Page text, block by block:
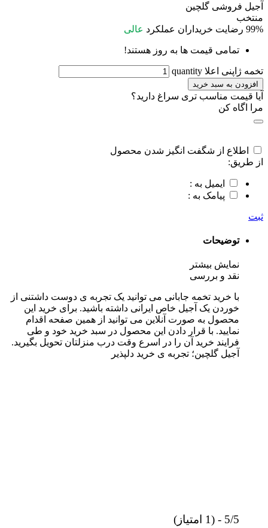
آجیل فروشی گلچین
منتخب
99% رضایت خریداران عملکرد عالی
تمامی قیمت ها به روز هستند!
تخمه ژاپنی اعلا quantity
افزودن به سبد خرید
آیا قیمت مناسب تری سراغ دارید؟
مرا اگاه کن
اطلاع از شگفت انگیز شدن محصول
از طریق:
ایمیل به :
پیامک به :
ثبت
توضیحات
نمایش بیشتر
نقد و بررسی
با خرید تخمه جابانی می توانید یک تجربه ی دوست داشتنی از
خوردن یک آجیل خاص ایرانی داشته باشید. برای خرید این
محصول به صورت آنلاین می توانید از همین صفحه اقدام
نمایید. با قرار دادن این محصول در سبد خرید خود و طی
فرایند خرید آن را در اسرع وقت درب منزلتان تحویل بگیرید.
آجیل گلچین؛ تجربه ی خرید دلپذیر
5/5 - (1 امتیاز)